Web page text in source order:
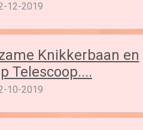
12-2019
Knikkerbaan en
Telescoop....
10-2019